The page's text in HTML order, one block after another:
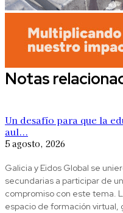
Notas
Un desafío para que la
aul...
5 agosto, 2026
Galicia y Eidos Global se
secundarias a participar de
compromiso con este tema.
espacio de formación virtual,